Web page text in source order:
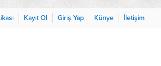
Kayıt Ol Giriş Yap Künye İletişim